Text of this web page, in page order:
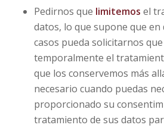
Pedirnos que limitemos el
datos, lo que supone que
casos pueda solicitarnos
temporalmente el
que los conservemos más
necesario cuando puedas
proporcionado su
tratamiento de sus datos